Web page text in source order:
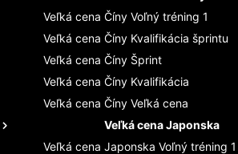
Veľká cena Číny Voľný tréning 1
Veľká cena Číny Kvalifikácia šprintu
Veľká cena Číny Šprint
Veľká cena Číny Kvalifikácia
Veľká cena Číny Veľká cena
Veľká cena Japonska
Veľká cena Japonska Voľný tréning 1